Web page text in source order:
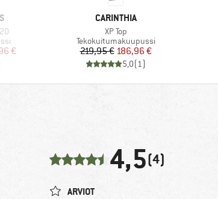
hinta
€
MERKKI
CARINTHIA
Tuote
XP Top
Tuoteryhmä
Tekokuitumakuupussi
Hinta
219,95 € Alennettu hinta
186,96 €
5,0(1)
4,5(4)
ARVIOT